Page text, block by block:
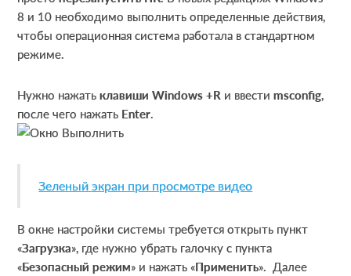
8 и 10 необходимо выполнить определенные действия,
чтобы операционная система работала в стандартном
режиме.
Нужно нажатьклавиши Windows +R и ввестиmsconfig,
после чего нажать Enter.
Зеленый экран при просмотре видео
В окне настройки системы требуется открыть пункт
«Загрузка», где нужно убрать галочку с пункта
«Безопасный режим» и нажать «Применить». Далее